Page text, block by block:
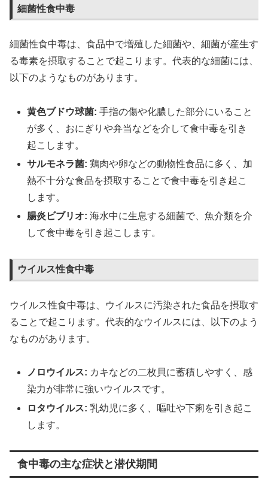
細菌性食中毒
細菌性食中毒は、食品中で増殖した細菌や、細菌が産生す
る毒素を摂取することで起こります。代表的な細菌には、
以下のようなものがあります。
黄色ブドウ球菌: 手指の傷や化膿した部分にいること
が多く、おにぎりや弁当などを介して食中毒を引き
起こします。
サルモネラ菌: 鶏肉や卵などの動物性食品に多く、加
熱不十分な食品を摂取することで食中毒を引き起こ
します。
腸炎ビブリオ: 海水中に生息する細菌で、魚介類を介
して食中毒を引き起こします。
ウイルス性食中毒
ウイルス性食中毒は、ウイルスに汚染された食品を摂取す
ることで起こります。代表的なウイルスには、以下のよう
なものがあります。
ノロウイルス: カキなどの二枚貝に蓄積しやすく、感
染力が非常に強いウイルスです。
ロタウイルス: 乳幼児に多く、嘔吐や下痢を引き起こ
します。
食中毒の主な症状と潜伏期間